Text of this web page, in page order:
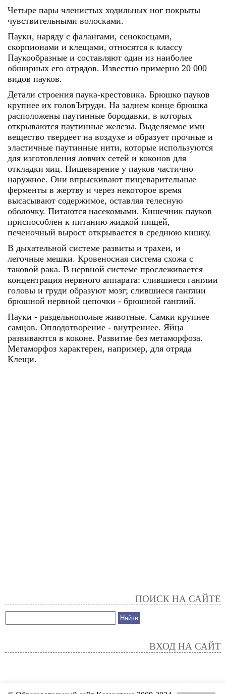
Четыре пары членистых ходильных ног покрыты
чувствительными волосками.
Пауки, наряду с фалангами, сенокосцами,
скорпионами и клещами, относятся к классу
Паукообразные и составляют один из наиболее
обширных его отрядов. Известно примерно 20 000
видов пауков.
Детали строения паука-крестовика. Брюшко пауков
крупнее их головЪгруди. На заднем конце брюшка
расположены паутинные бородавки, в которых
открываются паутинные железы. Выделяемое ими
вещество твердеет на воздухе и образует прочные и
эластичные паутинные нити, которые используются
для изготовления ловчих сетей и коконов для
откладки яиц. Пищеварение у пауков частично
наружное. Они впрыскивают пищеварительные
ферменты в жертву и через некоторое время
высасывают содержимое, оставляя телесную
оболочку. Питаются насекомыми. Кишечник пауков
приспособлен к питанию жидкой пищей,
печеночный вырост открывается в среднюю кишку.
В дыхательной системе развиты и трахеи, и
легочные мешки. Кровеносная система схожа с
таковой рака. В нервной системе прослеживается
концентрация нервного аппарата: слившиеся ганглии
головы и груди образуют мозг; слившиеся ганглии
брюшной нервной цепочки - брюшной ганглий.
Пауки - раздельнополые животные. Самки крупнее
самцов. Оплодотворение - внутреннее. Яйца
развиваются в коконе. Развитие без метаморфоза.
Метаморфоз характерен, например, для отряда
Клещи.
ПОИСК НА САЙТЕ
ВХОД НА САЙТ